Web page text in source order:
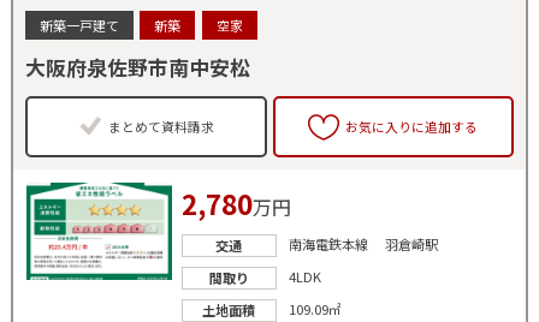
新築一戸建て 新築 空家
大阪府泉佐野市南中安松
まとめて資料請求 お気に入りに追加する
2,780万円
交通
南海電鉄本線 羽倉崎駅
間取り
4LDK
土地面積
109.09㎡